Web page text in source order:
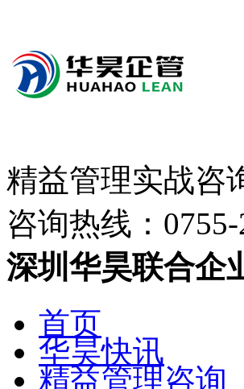
精益管理实战咨
咨询热线：
深圳华昊联合企
首页
华昊快讯
精益管理咨询